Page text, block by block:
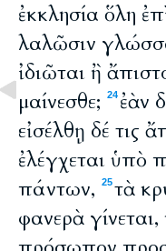
ἐκκλησία ὅλη
λαλῶσιν
ἰδιῶται ἢ
μαίνεσθε;
24 ἐὰν
εἰσέλθῃ δέ τις
ἐλέγχεται ὑπὸ
πάντων,
25τὰ
φανερὰ